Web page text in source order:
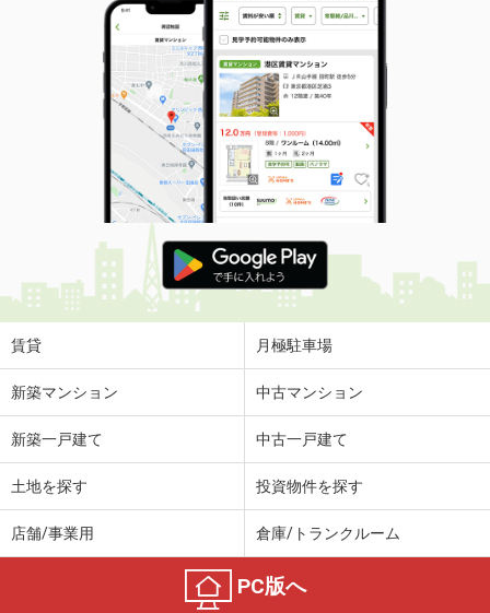
賃貸 月極駐車場
新築マンション 中古マンション
新築一戸建て 中古一戸建て
土地を探す 投資物件を探す
店舗/事業用 倉庫/トランクルーム
PC版へ